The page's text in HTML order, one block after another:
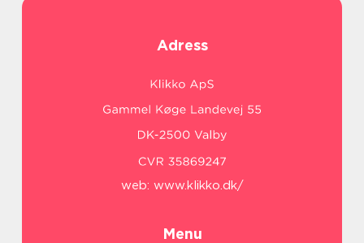
Adress
web: www.klikko.dk/
Menu